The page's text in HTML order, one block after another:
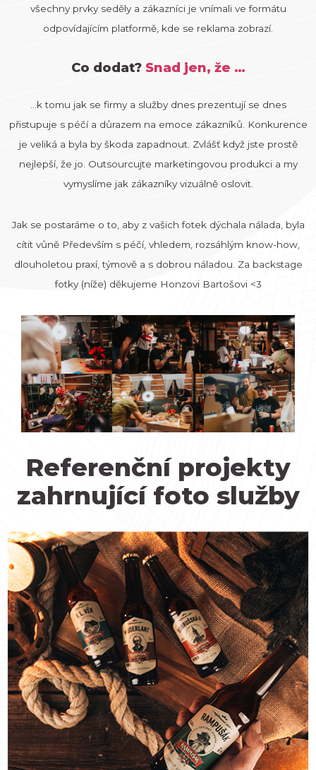
všechny prvky seděly a zákazníci je vnímali ve formátu
odpovídajícím platformě, kde se reklama zobrazí.
Co dodat? Snad jen, že …
…k tomu jak se firmy a služby dnes prezentují se dnes
přistupuje s péčí a důrazem na emoce zákazníků. Konkurence
je veliká a byla by škoda zapadnout. Zvlášť když jste prostě
nejlepší, že jo. Outsourcujte marketingovou produkci a my
vymyslíme jak zákazníky vizuálně oslovit.
Jak se postaráme o to, aby z vašich fotek dýchala nálada, byla
cítit vůně Především s péčí, vhledem, rozsáhlým know-how,
dlouholetou praxí, týmově a s dobrou náladou. Za backstage
fotky (níže) děkujeme Honzovi Bartošovi <3
Referenční projekty
zahrnující foto služby